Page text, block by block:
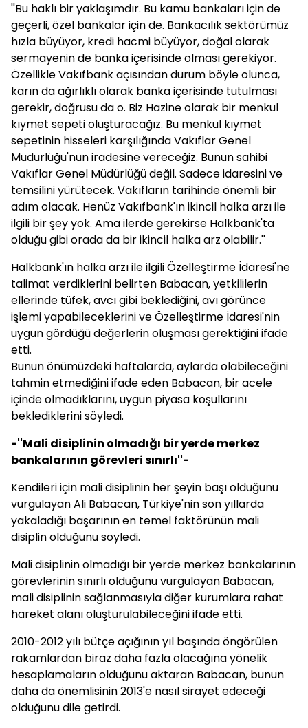
''Bu haklı bir yaklaşımdır. Bu kamu bankaları için de
geçerli, özel bankalar için de. Bankacılık sektörümüz
hızla büyüyor, kredi hacmi büyüyor, doğal olarak
sermayenin de banka içerisinde olması gerekiyor.
Özellikle Vakıfbank açısından durum böyle olunca,
karın da ağırlıklı olarak banka içerisinde tutulması
gerekir, doğrusu da o. Biz Hazine olarak bir menkul
kıymet sepeti oluşturacağız. Bu menkul kıymet
sepetinin hisseleri karşılığında Vakıflar Genel
Müdürlüğü'nün iradesine vereceğiz. Bunun sahibi
Vakıflar Genel Müdürlüğü değil. Sadece idaresini ve
temsilini yürütecek. Vakıfların tarihinde önemli bir
adım olacak. Henüz Vakıfbank'ın ikincil halka arzı ile
ilgili bir şey yok. Ama ilerde gerekirse Halkbank'ta
olduğu gibi orada da bir ikincil halka arz olabilir.''
Halkbank'ın halka arzı ile ilgili Özelleştirme İdaresi'ne
talimat verdiklerini belirten Babacan, yetkililerin
ellerinde tüfek, avcı gibi beklediğini, avı görünce
işlemi yapabileceklerini ve Özelleştirme İdaresi'nin
uygun gördüğü değerlerin oluşması gerektiğini ifade
etti.
Bunun önümüzdeki haftalarda, aylarda olabileceğini
tahmin etmediğini ifade eden Babacan, bir acele
içinde olmadıklarını, uygun piyasa koşullarını
beklediklerini söyledi.
-''Mali disiplinin olmadığı bir yerde merkez
bankalarının görevleri sınırlı''-
Kendileri için mali disiplinin her şeyin başı olduğunu
vurgulayan Ali Babacan, Türkiye'nin son yıllarda
yakaladığı başarının en temel faktörünün mali
disiplin olduğunu söyledi.
Mali disiplinin olmadığı bir yerde merkez bankalarının
görevlerinin sınırlı olduğunu vurgulayan Babacan,
mali disiplinin sağlanmasıyla diğer kurumlara rahat
hareket alanı oluşturulabileceğini ifade etti.
2010-2012 yılı bütçe açığının yıl başında öngörülen
rakamlardan biraz daha fazla olacağına yönelik
hesaplamaların olduğunu aktaran Babacan, bunun
daha da önemlisinin 2013'e nasıl sirayet edeceği
olduğunu dile getirdi.